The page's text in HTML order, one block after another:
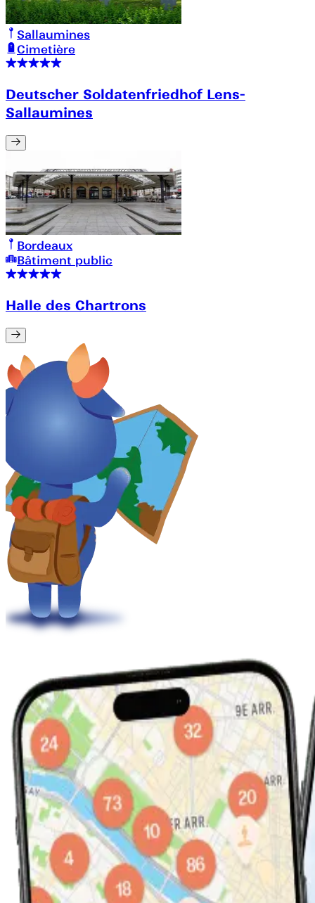
Sallaumines
Cimetière
Deutscher Soldatenfriedhof Lens-
Sallaumines
Bordeaux
Bâtiment public
Halle des Chartrons